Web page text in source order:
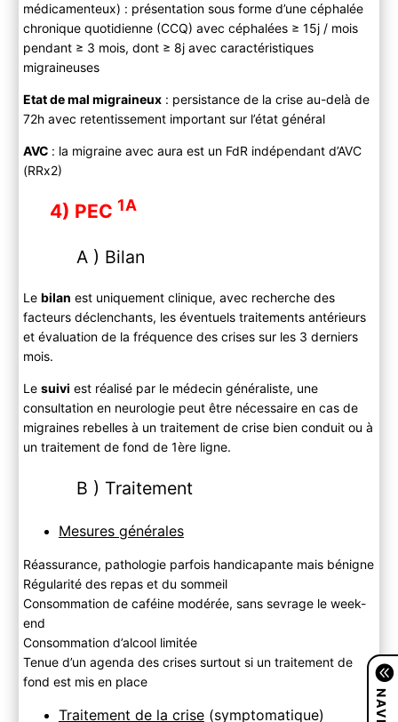
médicamenteux) : présentation sous forme d’une céphalée
chronique quotidienne (CCQ) avec céphalées ≥ 15j / mois
pendant ≥ 3 mois, dont ≥ 8j avec caractéristiques
migraineuses
Etat de mal migraineux: persistance de la crise au-delà de
72h avec retentissement important sur l’état général
AVC : la migraine avec aura est un FdR indépendant d’AVC
(RRx2)
4) PEC 1A
A ) Bilan
Le bilan est uniquement clinique, avec recherche des
facteurs déclenchants, les éventuels traitements antérieurs
et évaluation de la fréquence des crises sur les 3 derniers
mois.
Le suivi est réalisé par le médecin généraliste, une
consultation en neurologie peut être nécessaire en cas de
migraines rebelles à un traitement de crise bien conduit ou à
un traitement de fond de 1ère ligne.
B ) Traitement
Mesures générales
Réassurance, pathologie parfois handicapante mais bénigne
Régularité des repas et du sommeil
Consommation de caféine modérée, sans sevrage le week-
end
Consommation d’alcool limitée
Tenue d’un agenda des crises surtout si un traitement de
fond est mis en place
Traitement de la crise(symptomatique)